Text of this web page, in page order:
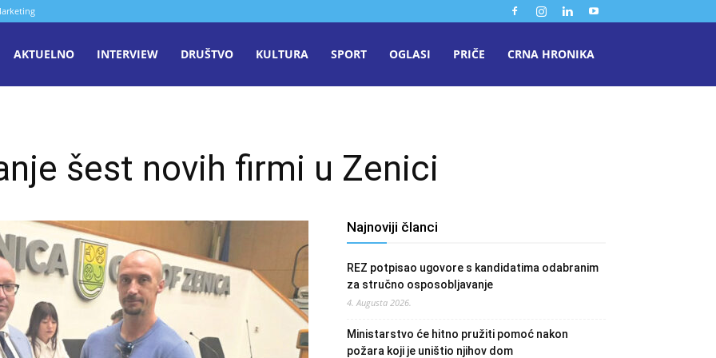
AKTUELNO INTERVIEW DRUŠTVO KULTURA SPORT OGLASI PRIČE CRNA HRONIKA
šest novih firmi u Zenici
Najnoviji članci
REZ potpisao ugovore s kandidatima odabranim
za stručno osposobljavanje
4. Augusta 2026.
Ministarstvo će hitno pružiti pomoć nakon
požara koji je uništio njihov dom